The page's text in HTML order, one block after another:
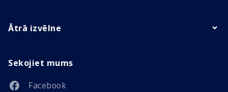
Ātrā izvēlne
Sekojiet mums
Facebook